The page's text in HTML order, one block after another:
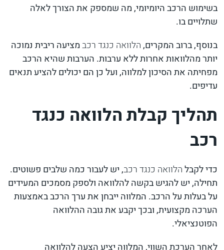
בשימוש הרכב היומיומי, מה שמספק את הצורך לאלה
שתלויים בו.
בנוסף, ברוב המקרים,הלוואה כנגד רכבמציעה ריבית נמוכה
יותר מהלוואות אחרות ללא ערבות. הערבות שהיא הרכב
מפחיתה את הסיכון למלווה, ועל כן הם יכולים להציע תנאים
עדיפים.
תהליך קבלת הלוואה כנגד
רכב
כדי לקבלהלוואה כנגד רכב, יש לעבור כמה שלבים פשוטים.
תחילה, יש להגיש בקשה להלוואה ולספק מסמכים המעידים
על בעלות על הרכב. המלווה ייבחן את ערך הרכב באמצעות
הערכה מקצועית, ובכך יקבע את גובה ההלוואה
הפוטנציאלי.